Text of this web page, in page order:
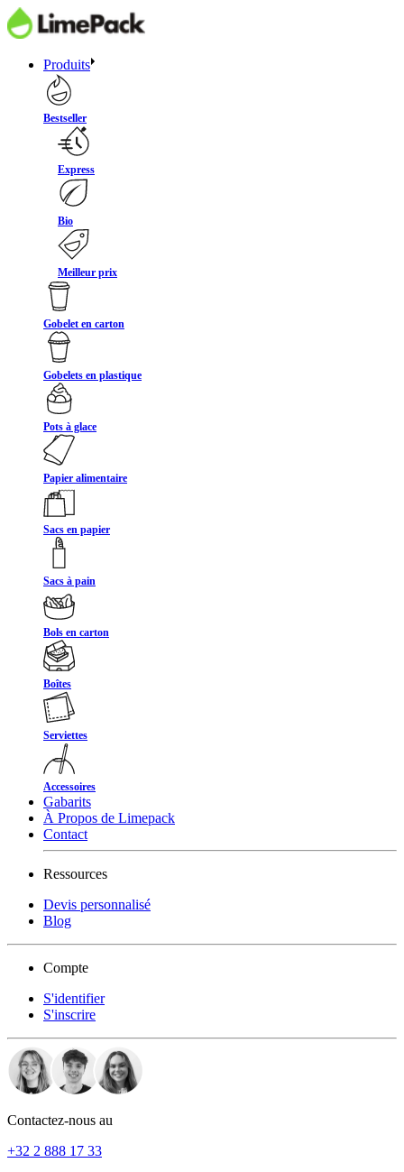
Produits
Bestseller
Express
Bio
Meilleur prix
Gobelet en carton
Gobelets en plastique
Pots à glace
Papier alimentaire
Sacs en papier
Sacs à pain
Bols en carton
Boîtes
Serviettes
Accessoires
Gabarits
À Propos de Limepack
Contact
Ressources
Devis personnalisé
Blog
Compte
S'identifier
S'inscrire
Contactez-nous au
+32 2 888 17 33